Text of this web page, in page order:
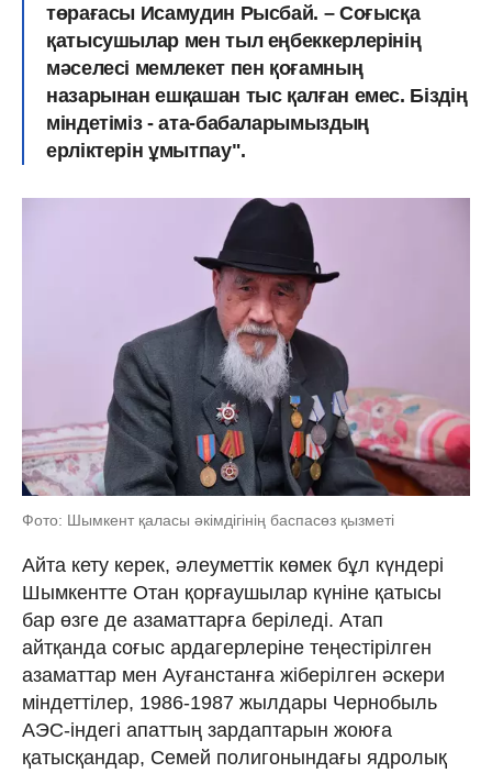
төрағасы Исамудин Рысбай. – Соғысқа
қатысушылар мен тыл еңбеккерлерінің
мәселесі мемлекет пен қоғамның
назарынан ешқашан тыс қалған емес. Біздің
міндетіміз - ата-бабаларымыздың
ерліктерін ұмытпау".
Фото: Шымкент қаласы әкімдігінің баспасөз қызметі
Айта кету керек, әлеуметтік көмек бұл күндері
Шымкентте Отан қорғаушылар күніне қатысы
бар өзге де азаматтарға беріледі. Атап
айтқанда соғыс ардагерлеріне теңестірілген
азаматтар мен Ауғанстанға жіберілген әскери
міндеттілер, 1986-1987 жылдары Чернобыль
АЭС-індегі апаттың зардаптарын жоюға
қатысқандар, Семей полигонындағы ядролық